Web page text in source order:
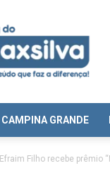
CAMPINA GRANDE
Efraim Filho recebe prêmio